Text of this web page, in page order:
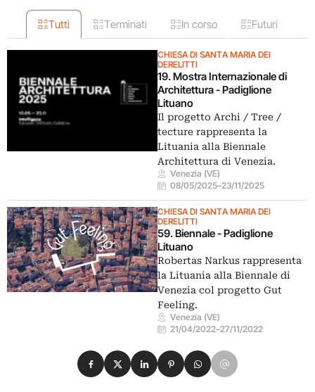
Tutti Terminati In corso Futuri
CHIESA DI SANTA MARIA DEI
DERELITTI
19. Mostra Internazionale di
Architettura - Padiglione
Lituano
Il progetto Archi / Tree /
tecture rappresenta la
Lituania alla Biennale
Architettura di Venezia.
Venezia (VE)
08/05/2025–23/11/2025
CHIESA DI SANTA MARIA DEI
DERELITTI
59. Biennale - Padiglione
Lituano
Robertas Narkus rappresenta
la Lituania alla Biennale di
Venezia col progetto Gut
Feeling.
Venezia (VE)
21/04/2022–27/11/2022
Condividi su Facebook
Condividi su X
Condividi su LinkedIn
Condividi su Pinterest
Condividi su WhatsApp
Condividi su Email